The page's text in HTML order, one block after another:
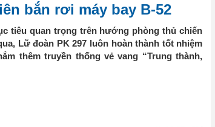
bắn rơi máy bay B-52
tiêu quan trọng trên hướng phòng thủ chiến
Lữ đoàn PK 297 luôn hoàn thành tốt nhiệm
thêm truyền thống vẻ vang “Trung thành,